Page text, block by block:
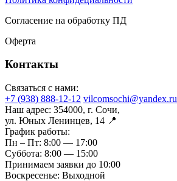
Согласение на обработку ПД
Оферта
Контакты
Связаться с нами:
+7 (938) 888-12-12 vilcomsochi@yandex.ru
Наш адрес: 354000, г. Сочи,
ул. Юных Ленинцев, 14 📍
График работы:
Пн – Пт: 8:00 — 17:00
Суббота: 8:00 — 15:00
Принимаем заявки до 10:00
Воскресенье: Выходной